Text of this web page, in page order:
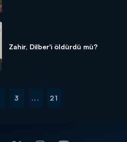
Zahir, Dilber'i öldürdü mü?
3 ... 21